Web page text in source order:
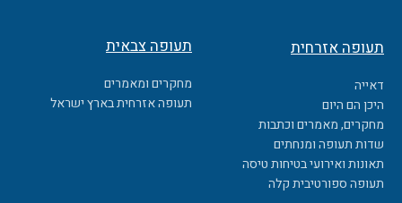
תעופה אזרחית
דאייה
היכן הם היום
מחקרים, מאמרים וכתבות
שדות תעופה ומנחתים
תאונות ואירועי בטיחות טיסה
תעופה ספורטיבית קלה
תעופה צבאית
מחקרים ומאמרים
תעופה אזרחית בארץ ישראל